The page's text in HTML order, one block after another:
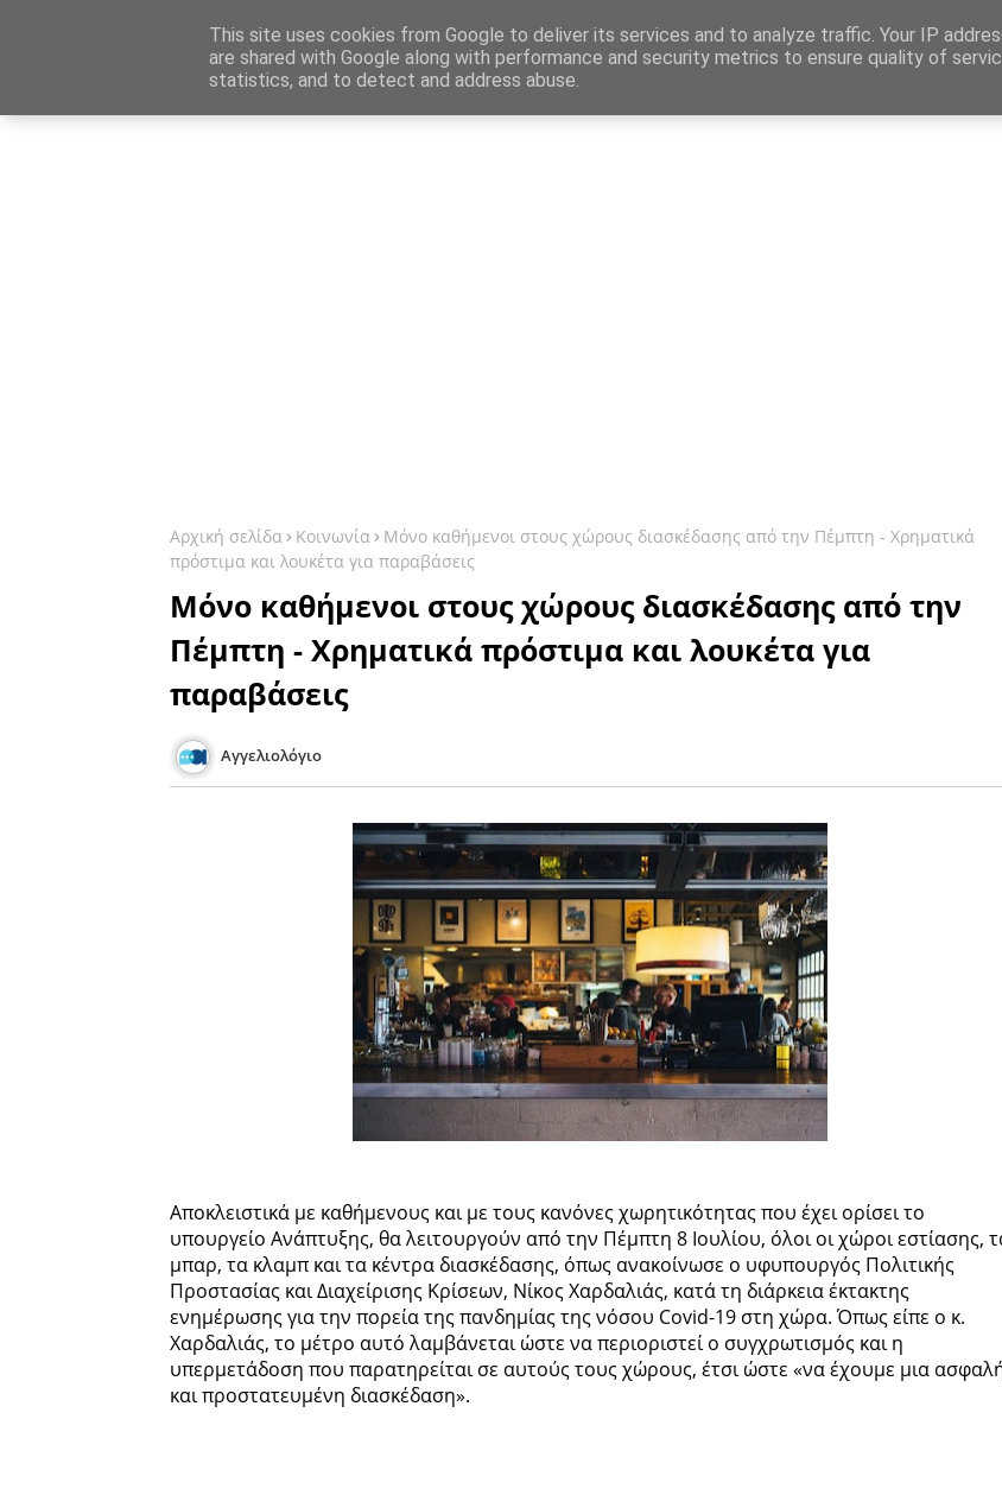
Καταχώρηση Αγγελίας Επικοινωνία Site Map
Ενημέρωση Αγγελίες Εργασίας
Αρχική σελίδα Κοινωνία
Μόνο καθήμενοι στους χώρους διασκέδασης από την Πέμπτη - Χρηματικά
πρόστιμα και λουκέτα για παραβάσεις
Μόνο καθήμενοι στους χώρους διασκέδασης από την
Πέμπτη - Χρηματικά πρόστιμα και λουκέτα για
παραβάσεις
Αγγελιολόγιο
Αποκλειστικά με καθήμενους και με τους κανόνες χωρητικότητας που έχει ορίσει το
υπουργείο Ανάπτυξης, θα λειτουργούν από την Πέμπτη 8 Ιουλίου, όλοι οι χώροι εστίασης,
μπαρ, τα κλαμπ και τα κέντρα διασκέδασης, όπως ανακοίνωσε ο υφυπουργός Πολιτικής
Προστασίας και Διαχείρισης Κρίσεων, Νίκος Χαρδαλιάς, κατά τη διάρκεια έκτακτης
ενημέρωσης για την πορεία της πανδημίας της νόσου Covid-19 στη χώρα. Όπως είπε ο κ.
Χαρδαλιάς, το μέτρο αυτό λαμβάνεται ώστε να περιοριστεί ο συγχρωτισμός και η
υπερμετάδοση που παρατηρείται σε αυτούς τους χώρους, έτσι ώστε «να έχουμε μια
και προστατευμένη διασκέδαση».
This site uses cookies from Google to deliver its services and to analyze traffic. Your IP
are shared with Google along with performance and security metrics to ensure quality of
statistics, and to detect and address abuse.